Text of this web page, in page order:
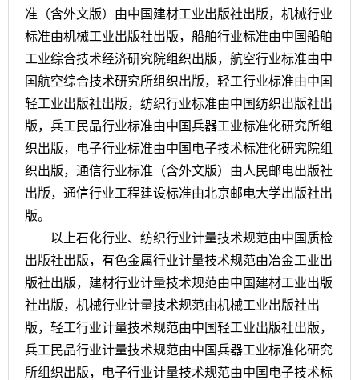
准（含外文版）由中国建材工业出版社出版，机械行业
标准由机械工业出版社出版，船舶行业标准由中国船舶
工业综合技术经济研究院组织出版，航空行业标准由中
国航空综合技术研究所组织出版，轻工行业标准由中国
轻工业出版社出版，纺织行业标准由中国纺织出版社出
版，兵工民品行业标准由中国兵器工业标准化研究所组
织出版，电子行业标准由中国电子技术标准化研究院组
织出版，通信行业标准（含外文版）由人民邮电出版社
出版，通信行业工程建设标准由北京邮电大学出版社出
版。
以上石化行业、纺织行业计量技术规范由中国质检
出版社出版，有色金属行业计量技术规范由冶金工业出
版社出版，建材行业计量技术规范由中国建材工业出版
社出版，机械行业计量技术规范由机械工业出版社出
版，轻工行业计量技术规范由中国轻工业出版社出版，
兵工民品行业计量技术规范由中国兵器工业标准化研究
所组织出版，电子行业计量技术规范由中国电子技术标